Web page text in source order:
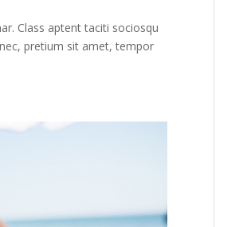
Class aptent taciti sociosqu
pretium sit amet, tempor